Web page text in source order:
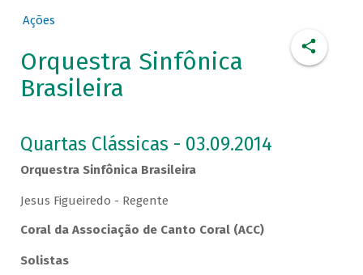
Ações
Orquestra Sinfônica
Brasileira
Quartas Clássicas - 03.09.2014
Orquestra Sinfônica Brasileira
Jesus Figueiredo - Regente
Coral da Associação de Canto Coral (ACC)
Solistas